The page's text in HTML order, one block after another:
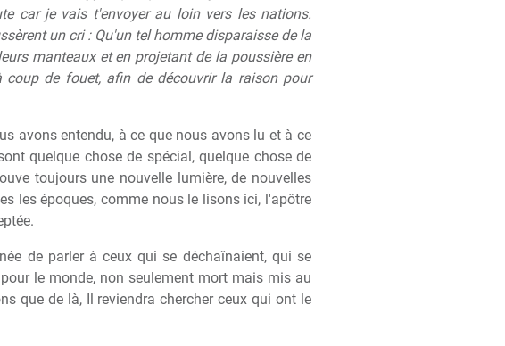
car je vais t'envoyer au loin vers les nations.
un cri : Qu'un tel homme disparaisse de la
manteaux et en projetant de la poussière en
de fouet, afin de découvrir la raison pour
avons entendu, à ce que nous avons lu et à ce
quelque chose de spécial, quelque chose de
toujours une nouvelle lumière, de nouvelles
les époques, comme nous le lisons ici, l'apôtre
de parler à ceux qui se déchaînaient, qui se
le monde, non seulement mort mais mis au
que de là, Il reviendra chercher ceux qui ont le